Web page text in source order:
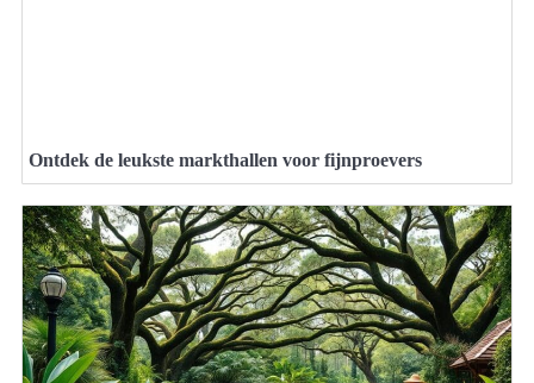
Ontdek de leukste markthallen voor fijnproevers